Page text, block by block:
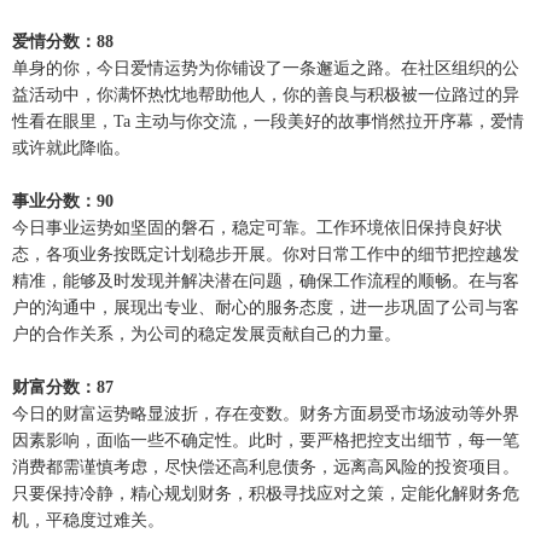
爱情分数：88
单身的你，今日爱情运势为你铺设了一条邂逅之路。在社区组织的公
益活动中，你满怀热忱地帮助他人，你的善良与积极被一位路过的异
性看在眼里，Ta 主动与你交流，一段美好的故事悄然拉开序幕，爱情
或许就此降临。
事业分数：90
今日事业运势如坚固的磐石，稳定可靠。工作环境依旧保持良好状
态，各项业务按既定计划稳步开展。你对日常工作中的细节把控越发
精准，能够及时发现并解决潜在问题，确保工作流程的顺畅。在与客
户的沟通中，展现出专业、耐心的服务态度，进一步巩固了公司与客
户的合作关系，为公司的稳定发展贡献自己的力量。
财富分数：87
今日的财富运势略显波折，存在变数。财务方面易受市场波动等外界
因素影响，面临一些不确定性。此时，要严格把控支出细节，每一笔
消费都需谨慎考虑，尽快偿还高利息债务，远离高风险的投资项目。
只要保持冷静，精心规划财务，积极寻找应对之策，定能化解财务危
机，平稳度过难关。